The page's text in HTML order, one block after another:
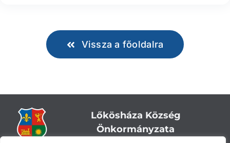
Vissza a főoldalra
Lőkösháza Község
Önkormányzata